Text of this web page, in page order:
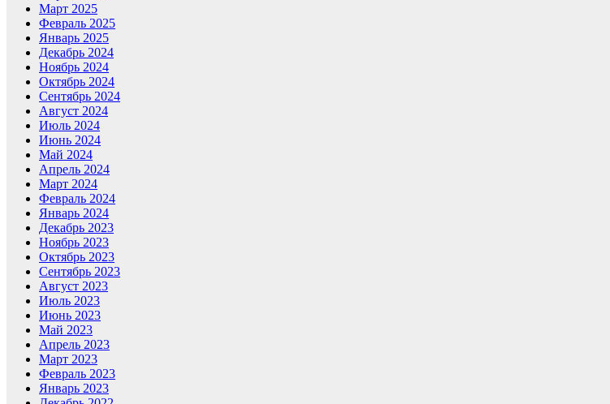
Март 2025
Февраль 2025
Январь 2025
Декабрь 2024
Ноябрь 2024
Октябрь 2024
Сентябрь 2024
Август 2024
Июль 2024
Июнь 2024
Май 2024
Апрель 2024
Март 2024
Февраль 2024
Январь 2024
Декабрь 2023
Ноябрь 2023
Октябрь 2023
Сентябрь 2023
Август 2023
Июль 2023
Июнь 2023
Май 2023
Апрель 2023
Март 2023
Февраль 2023
Январь 2023